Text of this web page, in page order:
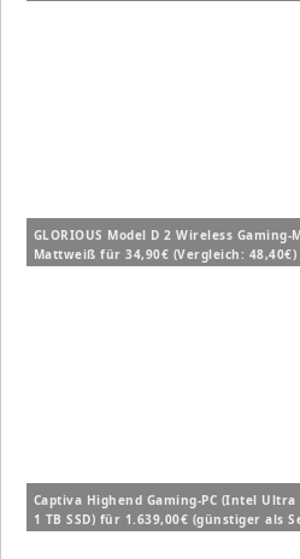
GLORIOUS Model D 2 Wireless Gaming-
Mattweiß für 34,90€ (Vergleich: 48,40€)
Captiva Highend Gaming-PC (Intel Ultra
1 TB SSD) für 1.639,00€ (günstiger als